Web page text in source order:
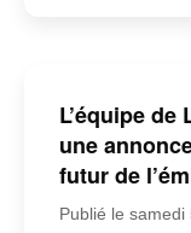
L’équipe
une
futur de
Publié le samedi